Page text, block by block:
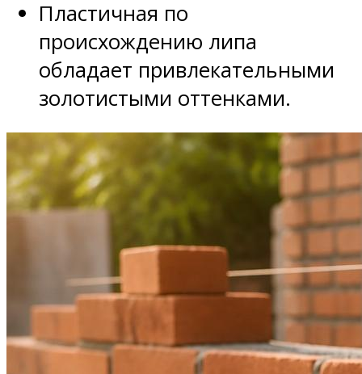
Пластичная по
происхождению липа
обладает привлекательными
золотистыми оттенками.